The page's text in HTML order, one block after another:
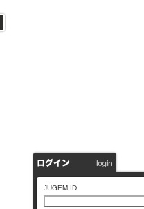
JUGEM ID